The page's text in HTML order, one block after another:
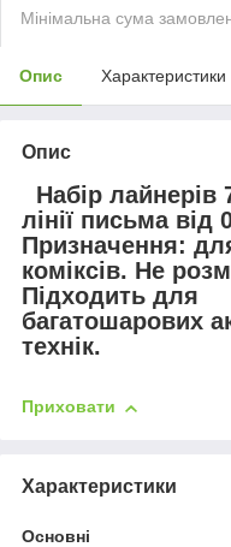
Мінімальна сума
Опис Характеристики
Опис
Набір
лінії письма
Призначення:
коміксів. Не
Підходить для
багатошарових
технік.
Приховати
Характеристики
Основні